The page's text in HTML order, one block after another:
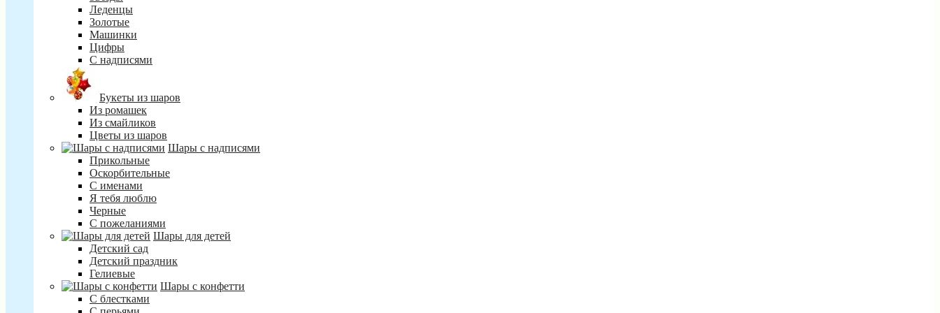
Леденцы
Золотые
Машинки
Цифры
С надписями
Букеты из шаров
Из ромашек
Из смайликов
Цветы из шаров
Шары с надписями
Прикольные
Оскорбительные
С именами
Я тебя люблю
Черные
С пожеланиями
Шары для детей
Детский сад
Детский праздник
Гелиевые
Шары с конфетти
С блестками